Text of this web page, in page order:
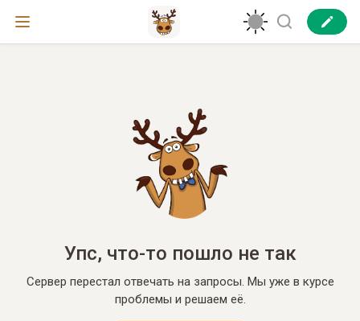
Упс, что-то пошло не так
Сервер перестал отвечать на запросы. Мы уже в курсе
проблемы и решаем её.